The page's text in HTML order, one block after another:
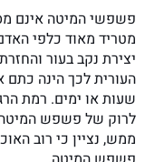
פשפשי המיטה אינם
מטריד מאוד כלפי
יצירת נקב בעור
העורית לכך הינה כתם
שעות או ימים. רמת
לרוק של פשפש
ממש, נציין כי רוב